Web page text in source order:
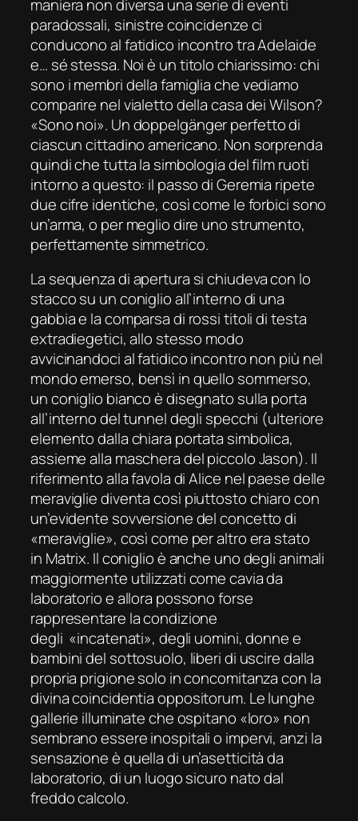
maniera non diversa una serie di eventi
paradossali, sinistre coincidenze ci
conducono al fatidico incontro tra Adelaide
e… sé stessa. Noiè un titolo chiarissimo: chi
sono i membri della famiglia che vediamo
comparire nel vialetto della casa dei Wilson?
«Sono noi». Undoppelgängerperfetto di
ciascun cittadino americano. Non sorprenda
quindi che tutta la simbologia del film ruoti
intorno a questo: il passo di Geremia ripete
due cifre identiche, così come le forbici sono
un’arma, o per meglio dire uno strumento,
perfettamente simmetrico.
La sequenza di apertura si chiudeva con lo
stacco su un coniglio all’interno di una
gabbia e la comparsa di rossi titoli di testa
extradiegetici, allo stesso modo
avvicinandoci al fatidico incontro non più nel
mondo emerso, bensì in quello sommerso,
un coniglio bianco è disegnato sulla porta
all’interno del tunnel degli specchi (ulteriore
elemento dalla chiara portata simbolica,
assieme alla maschera del piccolo Jason). Il
riferimento alla favola diAlice nel paese delle
meravigliediventa così piuttosto chiaro con
un’evidente sovversione del concetto di
«meraviglie», così come per altro era stato
in Matrix. Il coniglio è anche uno degli animali
maggiormente utilizzati come cavia da
laboratorio e allora possono forse
rappresentare la condizione
degli «incatenati», degli uomini, donne e
bambini del sottosuolo, liberi di uscire dalla
propria prigione solo in concomitanza con la
divinacoincidentia oppositorum. Le lunghe
gallerie illuminate che ospitano «loro» non
sembrano essere inospitali o impervi, anzi la
sensazione è quella di un’asetticità da
laboratorio, di un luogo sicuro nato dal
freddo calcolo.